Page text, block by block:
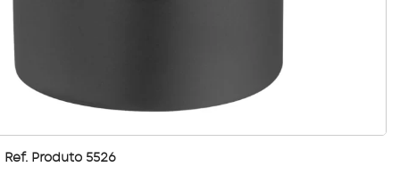
Ref. Produto 5526